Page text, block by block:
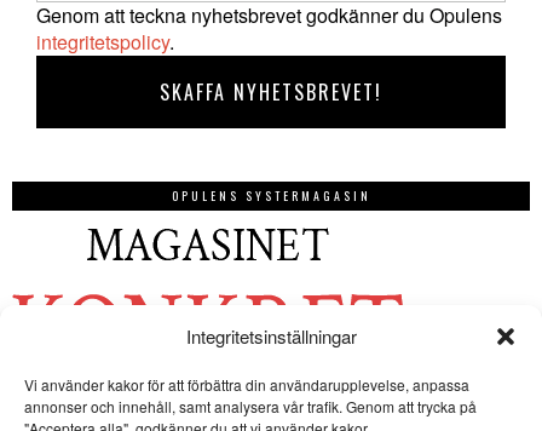
Integritetsinställningar
Vi använder kakor för att förbättra din användarupplevelse, anpassa
annonser och innehåll, samt analysera vår trafik. Genom att trycka på
Genom att teckna nyhetsbrevet godkänner du Opulens
integritetspolicy.
OPULENS SYSTERMAGASIN